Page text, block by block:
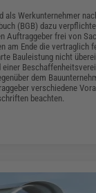
als Werkunternehmer
(BGB) dazu
Auftraggeber frei von
am Ende die vertraglich
Bauleistung nicht
einer
dem
verschiedene
beachten.